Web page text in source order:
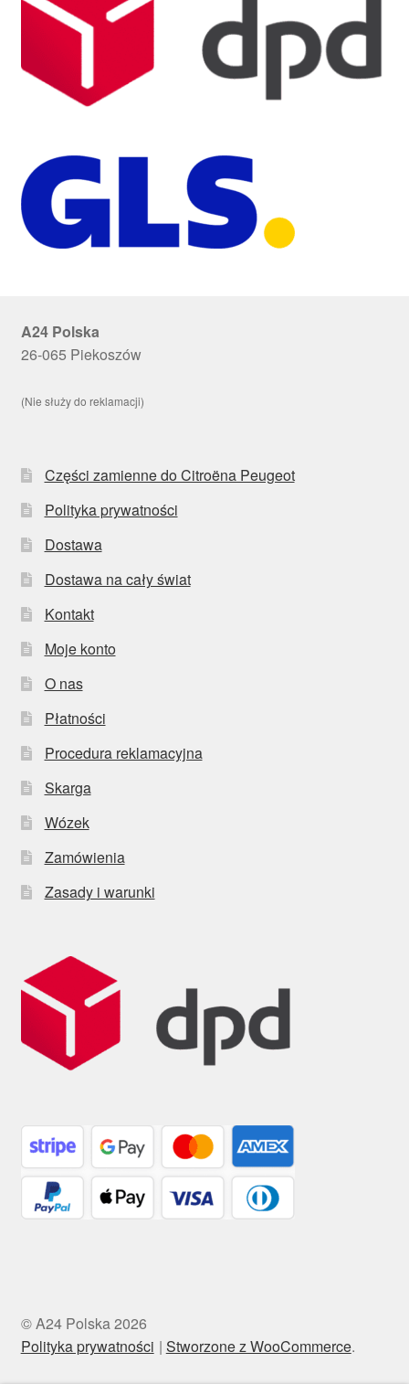
A24 Polska
26-065 Piekoszów
(Nie służy do reklamacji)
Części zamienne do Citroëna Peugeot
Polityka prywatności
Dostawa
Dostawa na cały świat
Kontakt
Moje konto
O nas
Płatności
Procedura reklamacyjna
Skarga
Wózek
Zamówienia
Zasady i warunki
© A24 Polska 2026
Polityka prywatności
Stworzone z WooCommerce.